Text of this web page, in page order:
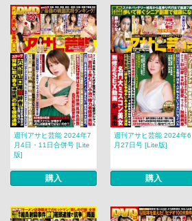
週刊アサヒ芸能 2024年7
月4日・11日合併号 [Lite
版]
購入
週刊アサヒ芸能 2024年6
月27日号 [Lite版]
購入